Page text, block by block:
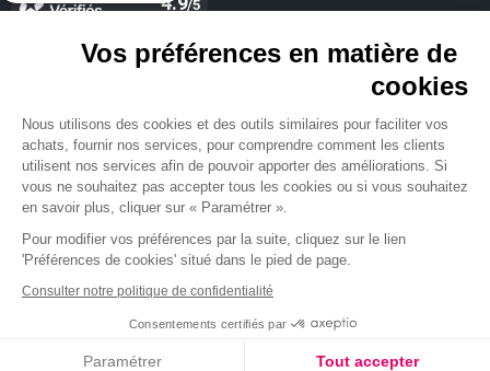
Vos préférences en matière de
cookies
Nous utilisons des cookies et des outils similaires pour faciliter vos
achats, fournir nos services, pour comprendre comment les clients
utilisent nos services afin de pouvoir apporter des améliorations. Si
vous ne souhaitez pas accepter tous les cookies ou si vous souhaitez
en savoir plus, cliquer sur « Paramétrer ».
Pour modifier vos préférences par la suite, cliquez sur le lien
'Préférences de cookies' situé dans le pied de page.
Consulter notre politique de confidentialité
Consentements certifiés par
Paramétrer Tout accepter
NEWSLETTER